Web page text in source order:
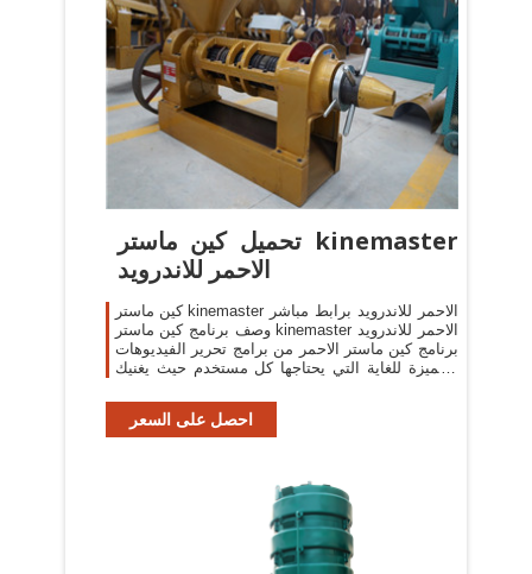
تحميل كين ماستر kinemaster
الاحمر للاندرويد
كين ماستر kinemaster الاحمر للاندرويد برابط مباشر
وصف برنامج كين ماستر kinemaster الاحمر للاندرويد
برنامج كين ماستر الاحمر من برامج تحرير الفيديوهات
المميزة للغاية التي يحتاجها كل مستخدم حيث يغنيك
احصل على السعر